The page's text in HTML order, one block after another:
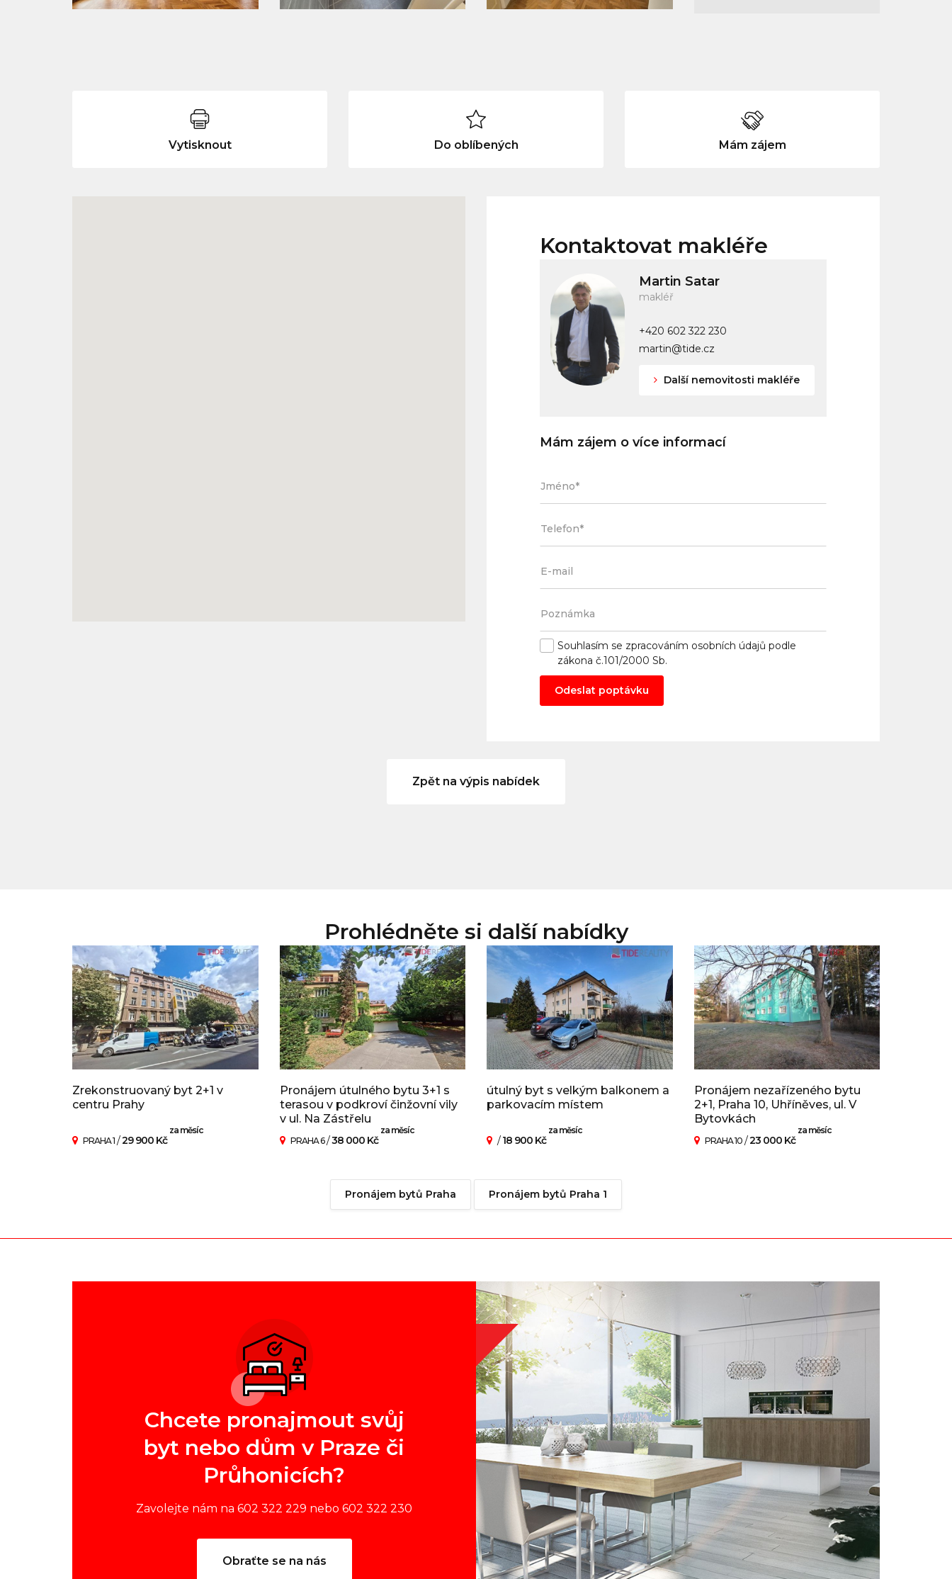
Vytisknout Do oblíbených Mám zájem
Kontaktovat makléře
Martin Satar
makléř
+420 602 322 230
martin@tide.cz
Další nemovitosti makléře
Mám zájem o více informací
Souhlasím se zpracováním osobních údajů podle
zákona č.101/2000 Sb.
Odeslat poptávku
Zpět na výpis nabídek
Prohlédněte si další nabídky
Zrekonstruovaný byt 2+1 v
centru Prahy
PRAHA 1 /29 900 Kč
za měsíc
Pronájem útulného bytu 3+1 s
terasou v podkroví činžovní vily
v ul. Na Zástřelu
PRAHA 6/38 000 Kč
za měsíc
útulný byt s velkým balkonem a
parkovacím místem
/18 900 Kč
za měsíc
Pronájem nezařízeného bytu
2+1, Praha 10, Uhříněves, ul. V
Bytovkách
PRAHA 10/23 000 Kč
za měsíc
Pronájem bytů Praha Pronájem bytů Praha 1
Chcete pronajmout svůj
byt nebo dům v Praze či
Průhonicích?
Zavolejte nám na 602 322 229 nebo 602 322 230
Obraťte se na nás